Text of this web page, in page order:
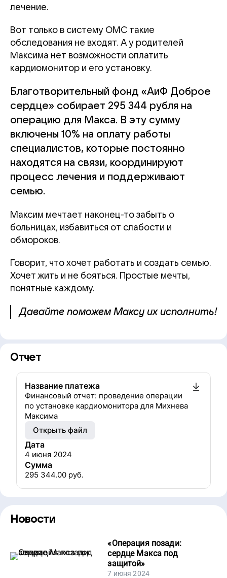
лечение.
Вот только в систему ОМС такие
обследования не входят. А у родителей
Максима нет возможности оплатить
кардиомонитор и его установку.
Благотворительный фонд «АиФ Доброе
сердце» собирает 295 344 рубля на
операцию для Макса. В эту сумму
включены 10% на оплату работы
специалистов, которые постоянно
находятся на связи, координируют
процесс лечения и поддерживают
семью.
Максим мечтает наконец-то забыть о
больницах, избавиться от слабости и
обмороков.
Говорит, что хочет работать и создать семью.
Хочет жить и не бояться. Простые мечты,
понятные каждому.
Давайте поможем Максу их исполнить!
Отчет
Название платежа
Финансовый отчет: проведение операции
по установке кардиомонитора для Михнева
Максима
Открыть файл
Дата
4 июня 2024
Сумма
295 344.00 руб.
Новости
«Операция позади:
сердце Макса под
защитой»
7 июня 2024